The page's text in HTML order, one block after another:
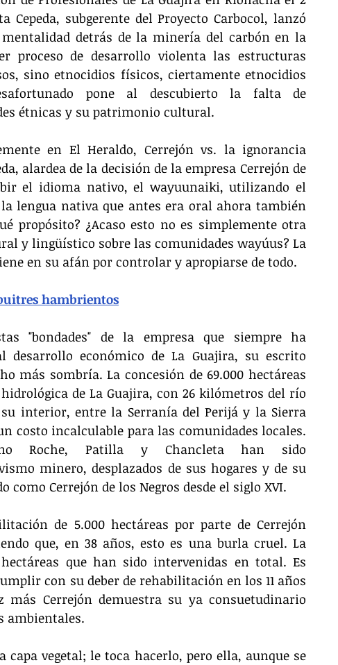
Cepeda, subgerente del Proyecto Carbocol, lanzó
detrás de la minería del carbón en la
proceso de desarrollo violenta las estructuras
sino etnocidios físicos, ciertamente etnocidios
pone al descubierto la falta de
étnicas y su patrimonio cultural.
en El Heraldo, Cerrejón vs. la ignorancia
alardea de la decisión de la empresa Cerrejón de
el idioma nativo, el wayuunaiki, utilizando el
lengua nativa que antes era oral ahora también
propósito? ¿Acaso esto no es simplemente otra
y lingüístico sobre las comunidades wayúus? La
en su afán por controlar y apropiarse de todo.
hambrientos
"bondades" de la empresa que siempre ha
desarrollo económico de La Guajira, su escrito
más sombría. La concesión de 69.000 hectáreas
de La Guajira, con 26 kilómetros del río
interior, entre la Serranía del Perijá y la Sierra
costo incalculable para las comunidades locales.
Roche, Patilla y Chancleta han sido
minero, desplazados de sus hogares y de su
Cerrejón de los Negros desde el siglo XVI.
de 5.000 hectáreas por parte de Cerrejón
que, en 38 años, esto es una burla cruel. La
que han sido intervenidas en total. Es
con su deber de rehabilitación en los 11 años
más Cerrejón demuestra su ya consuetudinario
ambientales.
capa vegetal; le toca hacerlo, pero ella, aunque se